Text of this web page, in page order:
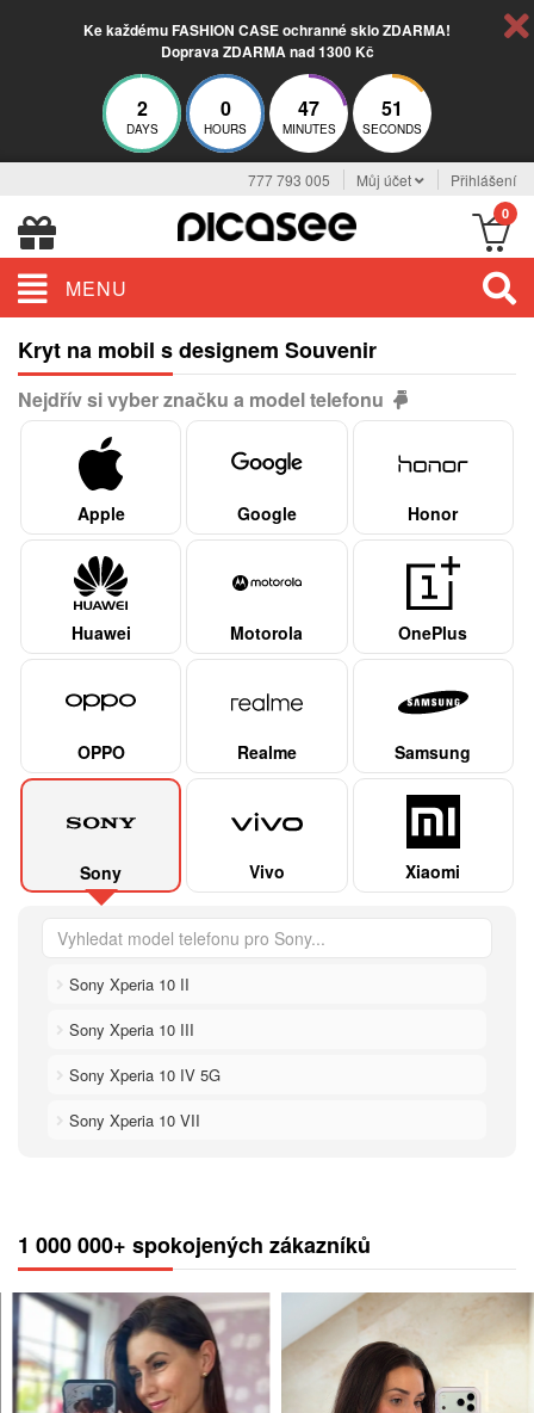
Ke každému FASHION CASE ochranné sklo ZDARMA!
Doprava ZDARMA nad 1300 Kč
2
DAYS
0
HOURS
47
MINUTES
50
SECONDS
777 793 005 Můj účet Přihlášení
0
MENU
Kryt na mobil s designem Souvenir
Nejdřív si vyber značku a model telefonu
Apple Google Honor
Huawei Motorola OnePlus
OPPO Realme Samsung
Sony Vivo Xiaomi
Sony Xperia 10 II
Sony Xperia 10 III
Sony Xperia 10 IV 5G
Sony Xperia 10 VII
1 000 000+ spokojených zákazníků